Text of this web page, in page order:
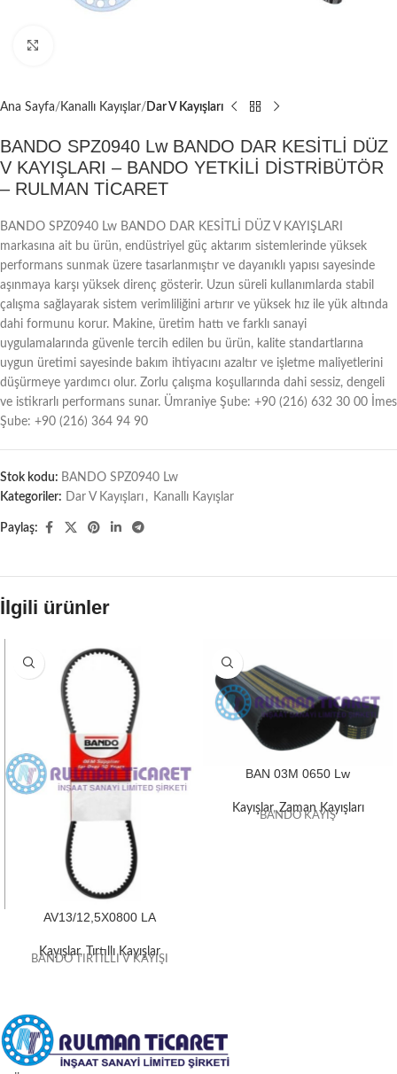
Ana Sayfa Kanallı Kayışlar Dar V Kayışları
BANDO SPZ0940 Lw BANDO DAR KESİTLİ DÜZ
V KAYIŞLARI – BANDO YETKİLİ DİSTRİBÜTÖR
– RULMAN TİCARET
BANDO SPZ0940 Lw BANDO DAR KESİTLİ DÜZ V KAYIŞLARI
markasına ait bu ürün, endüstriyel güç aktarım sistemlerinde yüksek
performans sunmak üzere tasarlanmıştır ve dayanıklı yapısı sayesinde
aşınmaya karşı yüksek direnç gösterir. Uzun süreli kullanımlarda stabil
çalışma sağlayarak sistem verimliliğini artırır ve yüksek hız ile yük altında
dahi formunu korur. Makine, üretim hattı ve farklı sanayi
uygulamalarında güvenle tercih edilen bu ürün, kalite standartlarına
uygun üretimi sayesinde bakım ihtiyacını azaltır ve işletme maliyetlerini
düşürmeye yardımcı olur. Zorlu çalışma koşullarında dahi sessiz, dengeli
ve istikrarlı performans sunar. Ümraniye Şube: +90 (216) 632 30 00 İmes
Şube: +90 (216) 364 94 90
Stok kodu: BANDO SPZ0940 Lw
Kategoriler:
Dar V Kayışları , Kanallı Kayışlar
Paylaş:
İlgili ürünler
AV13/12,5X0800 LA
Kayışlar,Tırtıllı Kayışlar
BANDO TIRTILLI V KAYIŞI
BAN 03M 0650 Lw
Kayışlar,Zaman Kayışları
BANDO KAYIŞ